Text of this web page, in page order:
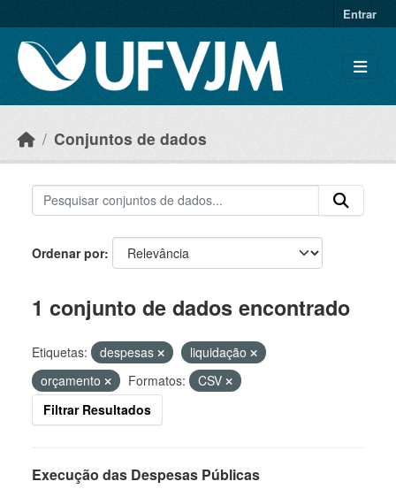
Entrar
Conjuntos de dados
Ordenar por
1 conjunto de dados encontrado
Etiquetas: despesas
liquidação
orçamento
Formatos:
CSV
Filtrar Resultados
Execução das Despesas Públicas